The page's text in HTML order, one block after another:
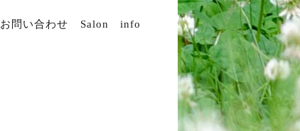
お問い合わせ
Salon info